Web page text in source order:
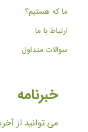
ما که هستیم؟
ارتباط با ما
سوالات متداول
خبرنامه
می توانید از